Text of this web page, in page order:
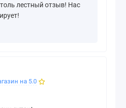
лестный отзыв! Нас
на 5.0